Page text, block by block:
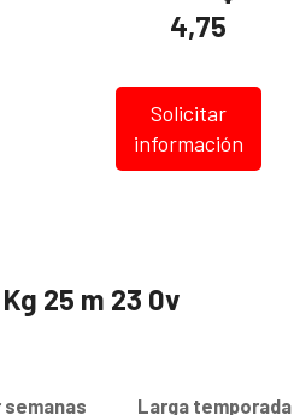
4,75
Solicitar
información
25 m 23 0v
semanas Larga temporada